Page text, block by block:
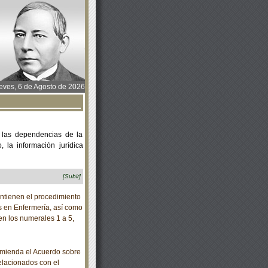
6 de Agosto de 2026
dependencias de la
la información jurídica
[Subir]
el procedimiento
Enfermería, así como
los numerales 1 a 5,
el Acuerdo sobre
con el